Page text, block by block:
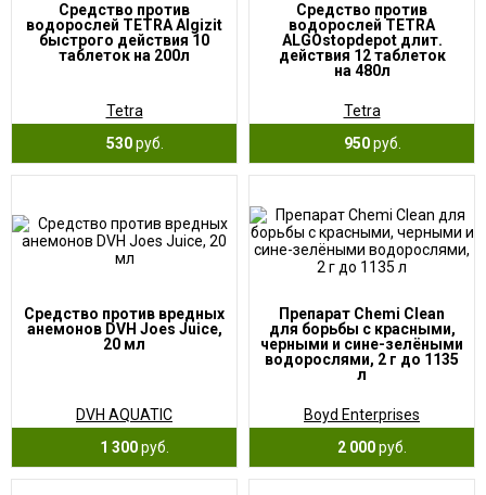
Средство против
водорослей TETRA Algizit
быстрого действия 10
таблеток на 200л
Tetra
530руб.
Средство против
водорослей TETRA
ALGOstopdepot длит.
действия 12 таблеток
на 480л
Tetra
950руб.
Средство против вредных
анемонов DVH Joes Juice,
20 мл
DVH AQUATIC
1 300руб.
Препарат Chemi Clean
для борьбы с красными,
черными и сине-зелёными
водорослями, 2 г до 1135
л
Boyd Enterprises
2 000руб.